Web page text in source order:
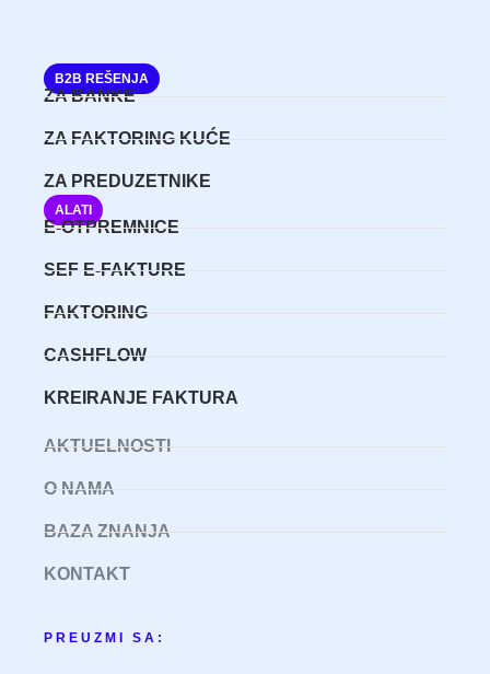
B2B REŠENJA
ZA BANKE
ZA FAKTORING KUĆE
ZA PREDUZETNIKE
ALATI
E-OTPREMNICE
SEF E-FAKTURE
FAKTORING
CASHFLOW
KREIRANJE FAKTURA
AKTUELNOSTI
O NAMA
BAZA ZNANJA
KONTAKT
PREUZMI SA: